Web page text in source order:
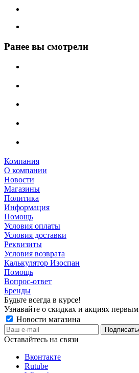
Ранее вы смотрели
Компания
О компании
Новости
Магазины
Политика
Информация
Помощь
Условия оплаты
Условия доставки
Реквизиты
Условия возврата
Калькулятор Изоспан
Помощь
Вопрос-ответ
Бренды
Будьте всегда в курсе!
Узнавайте о скидках и акциях первым
Новости магазина
Оставайтесь на связи
Вконтакте
Rutube